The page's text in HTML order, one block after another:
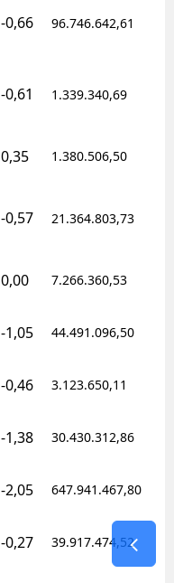
-0,66 96.746.642,61
-0,61 1.339.340,69
0,35 1.380.506,50
-0,57 21.364.803,73
0,00 7.266.360,53
-1,05 44.491.096,50
-0,46 3.123.650,11
-1,38 30.430.312,86
-2,05 647.941.467,80
-0,27 39.917.474,52